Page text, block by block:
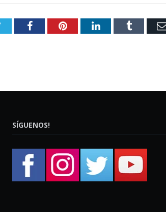
TwitterFacebookPinterestLinkedInTumblr
SÍGUENOS!